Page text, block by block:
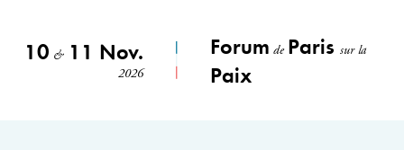
10 &11 Nov.
2026
Forum de Parissur la
Paix